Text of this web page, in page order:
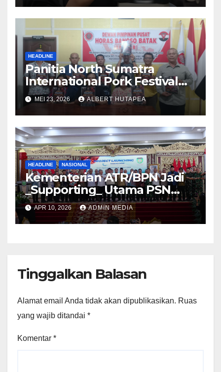
Agraria/Pertanahan dan Tata
Ruang
HEADLINE
Panitia North Sumatra
International Pork Festival
Gelar Rapat Final Persiapan
Acara Agustus 2026
MEI 23, 2026 ALBERT HUTAPEA
HEADLINE NASIONAL
Kementerian ATR/BPN Jadi
_Supporting_ Utama PSN
Pelabuhan Palembang Baru
Tanjung Carat
APR 10, 2026 ADMIN MEDIA
Tinggalkan Balasan
Alamat email Anda tidak akan dipublikasikan. Ruas
yang wajib ditandai *
Komentar *